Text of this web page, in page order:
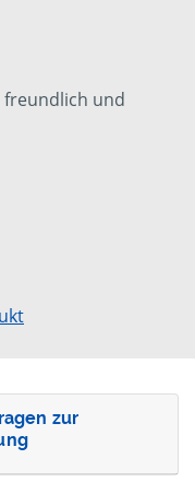
freundlich und
zur